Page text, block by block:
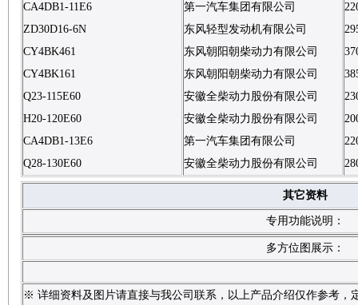
CA4DB1-11E6
ZD30D16-6N
CY4BK461
CY4BK161
Q23-115E60
H20-120E60
CA4DB1-13E6
Q28-130E60
第一汽车集团有限公司
东风轻型发动机有限公司
东风朝阳朝柴动力有限公司
东风朝阳朝柴动力有限公司
安徽全柴动力股份有限公司
安徽全柴动力股份有限公司
第一汽车集团有限公司
安徽全柴动力股份有限公司
其它资料
专用功能说明：
多方位图展示：
※ 详细资料及图片请直接与我公司联系，以上产品介绍仅作参考，